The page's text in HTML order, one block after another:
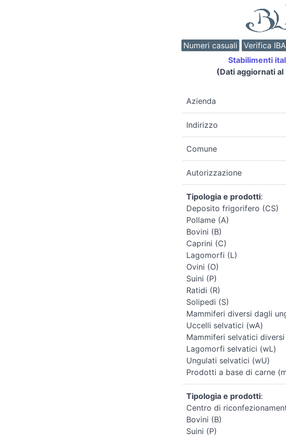
Numeri casuali Verifica
Stabilimenti
(Dati aggiornati
Azienda
Indirizzo
Comune
Autorizzazione
Tipologia e prodotti:
Deposito frigorifero (CS)
Pollame (A)
Bovini (B)
Caprini (C)
Lagomorfi (L)
Ovini (O)
Suini (P)
Ratidi (R)
Solipedi (S)
Mammiferi diversi dagli
Uccelli selvatici (wA)
Mammiferi selvatici
Lagomorfi selvatici (wL)
Ungulati selvatici (wU)
Prodotti a base di carne
Tipologia e prodotti:
Centro di
Bovini (B)
Suini (P)